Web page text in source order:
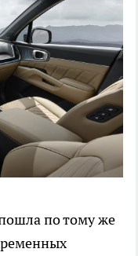
по тому же